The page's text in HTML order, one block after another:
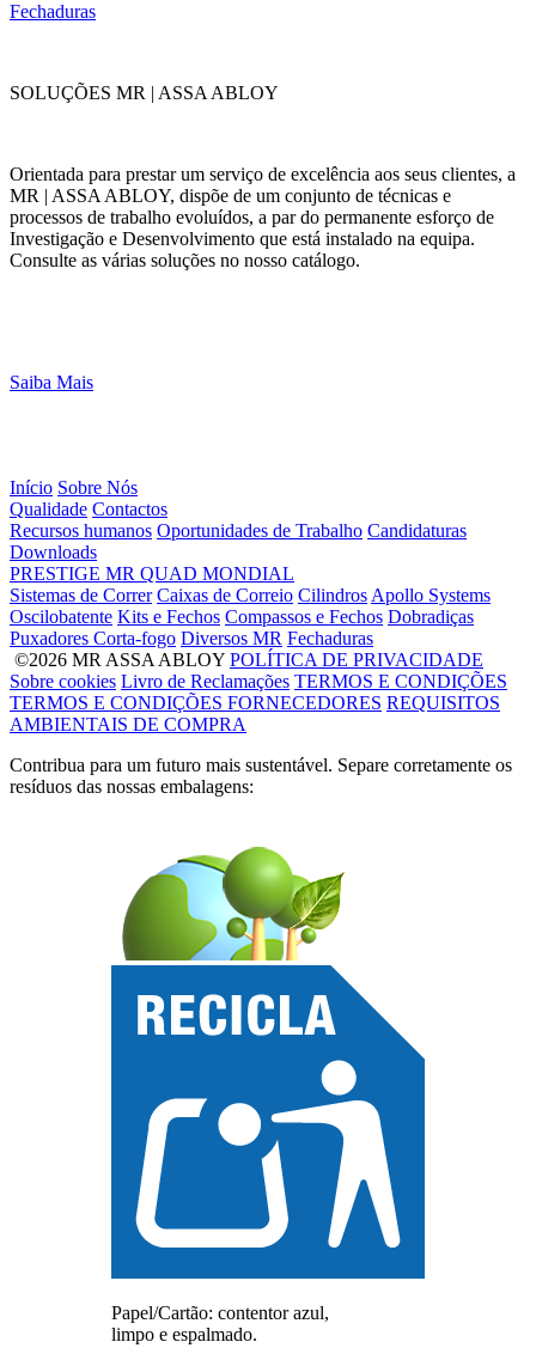
Fechaduras
SOLUÇÕES MR | ASSA ABLOY
Orientada para prestar um serviço de excelência aos seus clientes, a
MR | ASSA ABLOY, dispõe de um conjunto de técnicas e
processos de trabalho evoluídos, a par do permanente esforço de
Investigação e Desenvolvimento que está instalado na equipa.
Consulte as várias soluções no nosso catálogo.
Saiba Mais
Início Sobre Nós
Qualidade Contactos
Recursos humanos Oportunidades de Trabalho Candidaturas
Downloads
PRESTIGE MR QUAD MONDIAL
Sistemas de Correr Caixas de Correio Cilindros Apollo Systems
Oscilobatente Kits e Fechos Compassos e Fechos Dobradiças
Puxadores Corta-fogo Diversos MR Fechaduras
©2026 MR ASSA ABLOY POLÍTICA DE PRIVACIDADE
Sobre cookies Livro de Reclamações TERMOS E CONDIÇÕES
TERMOS E CONDIÇÕES FORNECEDORES REQUISITOS
AMBIENTAIS DE COMPRA
Contribua para um futuro mais sustentável. Separe corretamente os
resíduos das nossas embalagens:
Papel/Cartão: contentor azul,
limpo e espalmado.